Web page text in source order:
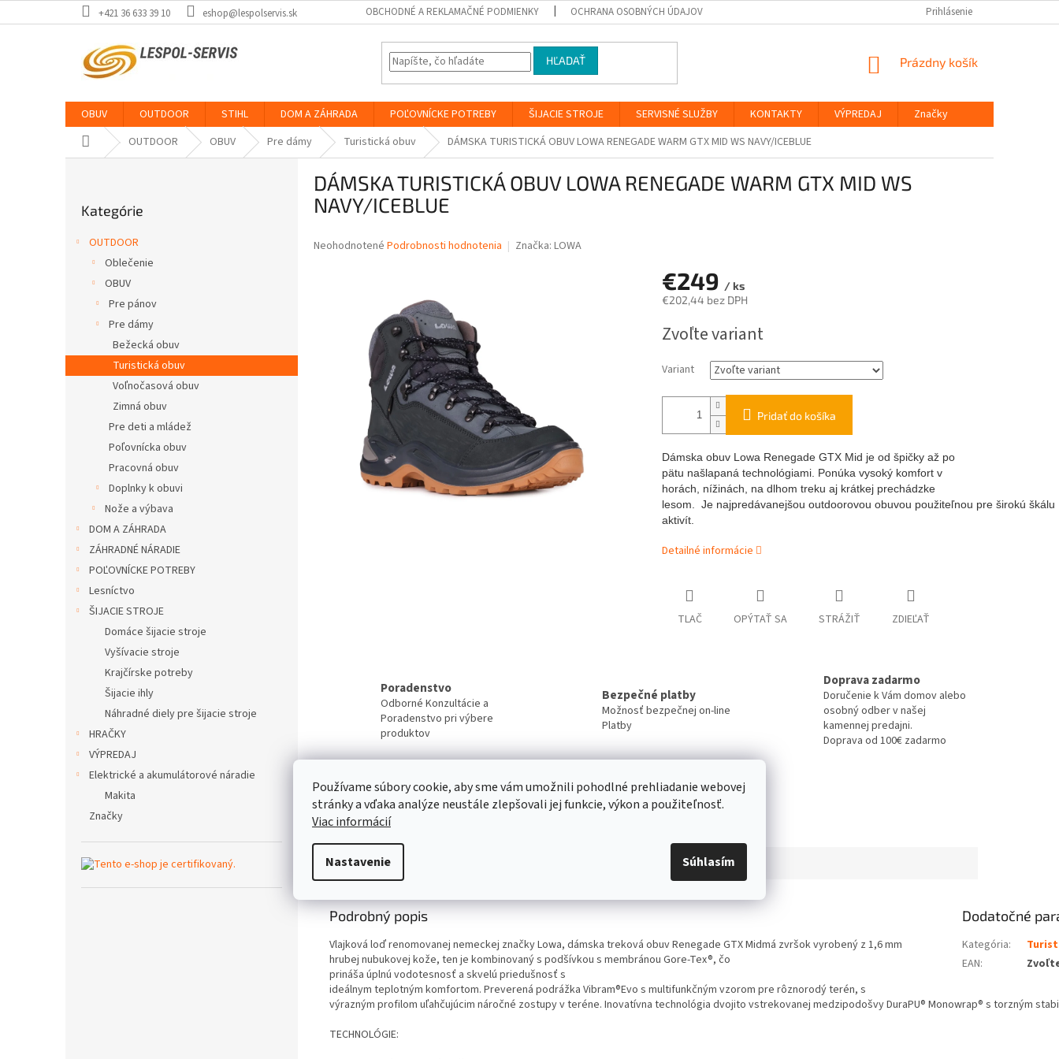
Používame súbory cookie, aby sme vám umožnili pohodlné prehliadanie webovej
stránky a vďaka analýze neustále zlepšovali jej funkcie, výkon a použiteľnosť.
Viac informácií
Nastavenie Súhlasím
na
+421 36 633 39 10 eshop@lespolservis.sk OBCHODNÉ A REKLAMAČNÉ PODMIENKY OCHRANA OSOBNÝCH ÚDAJOV Prihlásenie
HĽADAŤ
NÁKUPNÝ
Prázdny košík
OBUV OUTDOOR STIHL DOM A ZÁHRADA POĽOVNÍCKE POTREBY ŠIJACIE STROJE SERVISNÉ SLUŽBY KONTAKTY VÝPREDAJ
Značky
Domov OUTDOOR OBUV Pre dámy Turistická obuv DÁMSKA TURISTICKÁ OBUV LOWA RENEGADE WARM GTX MID WS NAVY/ICEBLUE
kategórie
Kategórie
OUTDOOR
Oblečenie
OBUV
Pre pánov
Pre dámy
Bežecká obuv
Turistická obuv
Voľnočasová obuv
Zimná obuv
Pre deti a mládež
Poľovnícka obuv
Pracovná obuv
Doplnky k obuvi
Nože a výbava
DOM A ZÁHRADA
ZÁHRADNÉ NÁRADIE
POĽOVNÍCKE POTREBY
Lesníctvo
ŠIJACIE STROJE
Domáce šijacie stroje
Vyšívacie stroje
Krajčírske potreby
Šijacie ihly
Náhradné diely pre šijacie stroje
HRAČKY
VÝPREDAJ
Elektrické a akumulátorové náradie
Makita
Značky
DÁMSKA TURISTICKÁ OBUV LOWA RENEGADE WARM GTX MID WS
NAVY/ICEBLUE
Priemerné
Neohodnotené Podrobnosti hodnotenia Značka: LOWA
€249 / ks
€202,44 bez DPH
cena:
Zvoľte variant
Variant
Pridať do košíka
Dámska obuv Lowa Renegade GTX Mid je od špičky až po
pätu našlapaná technológiami. Ponúka vysoký komfort v
horách, nížinách, na dlhom treku aj krátkej prechádzke
lesom. Je najpredávanejšou outdoorovou obuvou použiteľnou pre širokú škálu
aktivít.
Detailné informácie
TLAČ OPÝTAŤ SA STRÁŽIŤ ZDIEĽAŤ
Poradenstvo
Odborné Konzultácie a
Poradenstvo pri výbere
produktov
Bezpečné platby
Možnosť bezpečnej on-line
Platby
Doprava zadarmo
Doručenie k Vám domov alebo
osobný odber v našej
kamennej predajni.
Doprava od 100€ zadarmo
Kvalitný záručný aj pozáručný servis
Viac o našich servisných službách ....
Popis Diskusia
Podrobný popis
Vlajková loď renomovanej nemeckej značky Lowa, dámska treková obuv Renegade GTX Midmá zvršok vyrobený z 1,6 mm
hrubej nubukovej kože, ten je kombinovaný s podšívkou s membránou Gore-Tex®, čo
prináša úplnú vodotesnosť a skvelú priedušnosť s
ideálnym teplotným komfortom. Preverená podrážka Vibram®Evo s multifunkčným vzorom pre rôznorodý terén, s
výrazným profilom uľahčujúcim náročné zostupy v teréne. Inovatívna technológia dvojito vstrekovanej medzipodošvy DuraPU® Monowrap® s torzným
TECHNOLÓGIE:
Dodatočné
Kategória:
EAN: